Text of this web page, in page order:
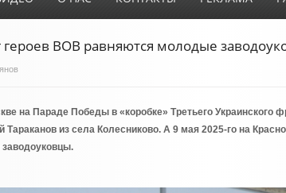
ВОВ равняются молодые
на Параде Победы в «коробке» Третьего Украинского
из села Колесниково. А 9 мая 2025-го на